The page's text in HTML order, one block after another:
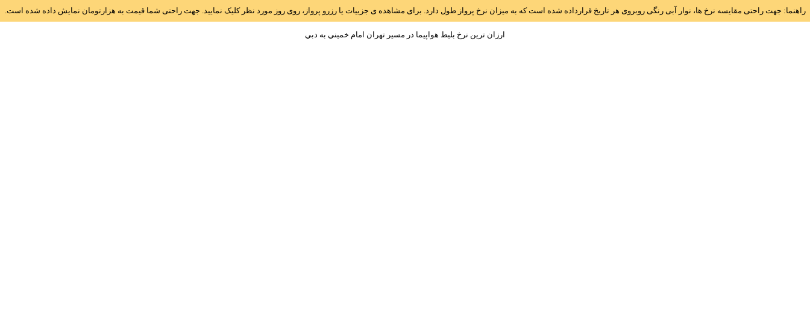
راهنما: جهت راحتی مقایسه نرخ ها، نوار آبی رنگی روبروی هر تاریخ قرارداده شده است که به میزان نرخ پرواز طول دارد. برای مشاهده ی جزییات یا رزرو پرواز، روی روز مورد نظر کلیک نمایید. جهت راحتی شما قیمت به هزارتومان نمایش داده شده است.
ارزان ترین نرخ بلیط هواپیما در مسیر تهران امام خميني به دبي